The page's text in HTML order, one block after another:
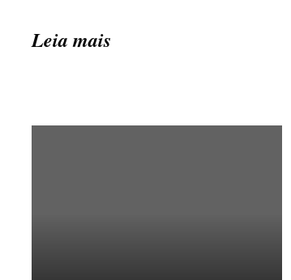
Leia mais